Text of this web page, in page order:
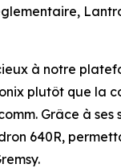
à notre
plutôt que la
Grâce à
640R,